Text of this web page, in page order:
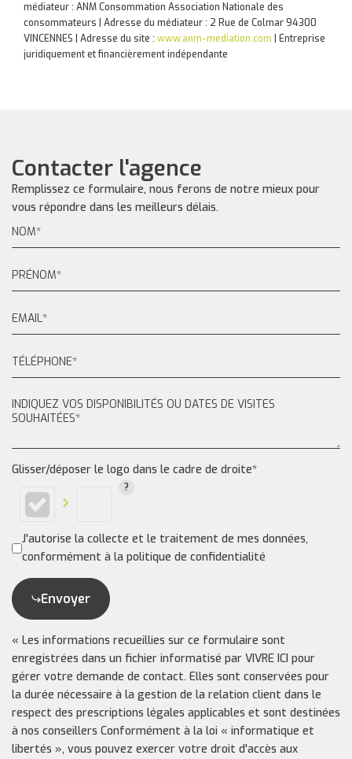
médiateur : ANM Consommation Association Nationale des
consommateurs | Adresse du médiateur : 2 Rue de Colmar 94300
VINCENNES | Adresse du site : www.anm-mediation.com
Entreprise
juridiquement et financièrement indépendante
Contacter l'agence
Remplissez ce formulaire, nous ferons de notre mieux pour
vous répondre dans les meilleurs délais.
Glisser/déposer le logo dans le cadre de droite*
J'autorise la collecte et le traitement de mes données,
conformément à la politique de confidentialité
Envoyer
« Les informations recueillies sur ce formulaire sont
enregistrées dans un fichier informatisé par VIVRE ICI pour
gérer votre demande de contact. Elles sont conservées pour
la durée nécessaire à la gestion de la relation client dans le
respect des prescriptions légales applicables et sont destinées
à nos conseillers Conformément à la loi « informatique et
libertés », vous pouvez exercer votre droit d'accès aux